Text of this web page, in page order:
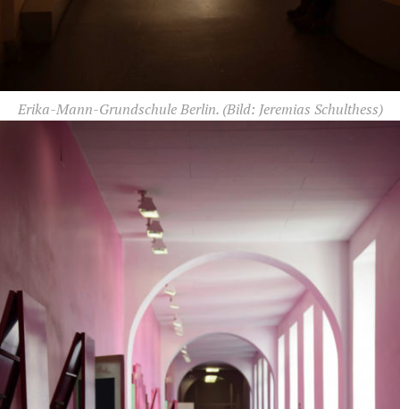
Erika-Mann-Grundschule Berlin.(Bild: Jeremias Schulthess)